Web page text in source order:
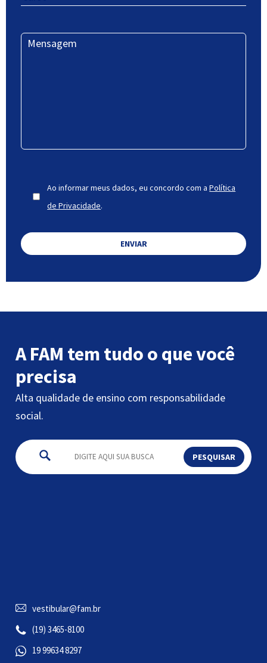
Ao informar meus dados, eu concordo com aPolítica
de Privacidade.
A FAM tem tudo o que você
precisa
Alta qualidade de ensino com responsabilidade
social.
vestibular@fam.br
(19) 3465-8100
19 99634 8297